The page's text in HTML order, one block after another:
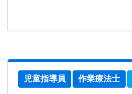
児童指導員 作業療法士